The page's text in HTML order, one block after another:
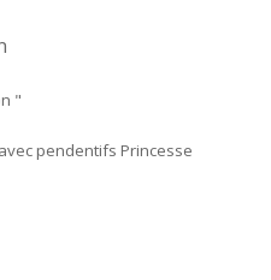
"
pendentifs Princesse